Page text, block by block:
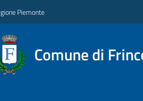
Piemonte
Comune di